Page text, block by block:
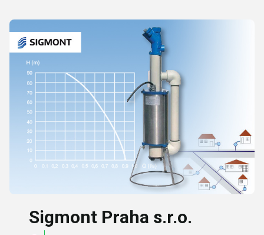
Sigmont Praha s.r.o.